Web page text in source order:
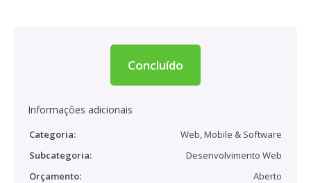
Concluído
Informações adicionais
Categoria:
Web, Mobile & Software
Subcategoria:
Desenvolvimento Web
Orçamento:
Aberto